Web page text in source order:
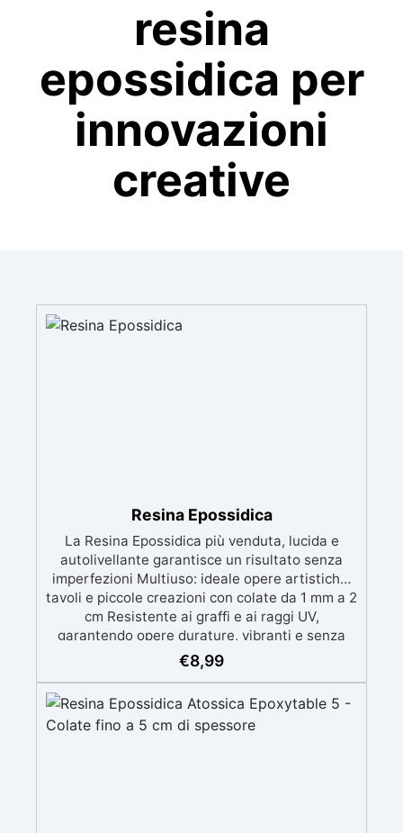
resina
epossidica per
innovazioni
creative
Resina Epossidica
La Resina Epossidica più venduta, lucida e
autolivellante garantisce un risultato senza
imperfezioni Multiuso: ideale opere artistiche,
tavoli e piccole creazioni con colate da 1 mm a 2
cm Resistente ai graffi e ai raggi UV,
garantendo opere durature, vibranti e senza
ingiallimenti nel tempo Bassa viscosità e
formula anti-bolle per risultati impeccabili,
Certificata Atossica post catalisi per contatto
con la pelle, BPA free e VoC Free
€8,99